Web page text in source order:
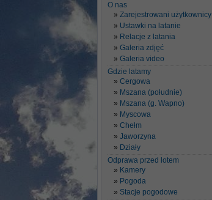
O nas
Zarejestrowani użytkownicy
Ustawki na latanie
Relacje z latania
Galeria zdjęć
Galeria video
Gdzie latamy
Cergowa
Mszana (południe)
Mszana (g. Wapno)
Myscowa
Chełm
Jaworzyna
Działy
Odprawa przed lotem
Kamery
Pogoda
Stacje pogodowe